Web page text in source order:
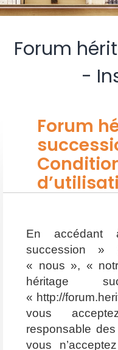
Forum
-
Forum
En accédant
succession »
« nous », «
héritage
« http://
vous
responsable
vous